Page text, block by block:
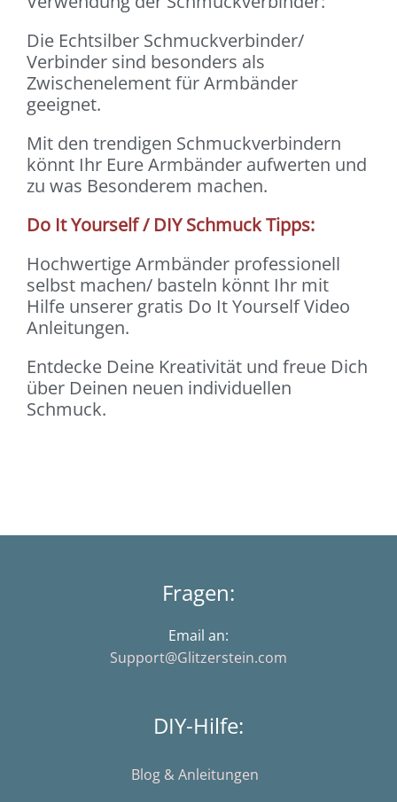
Die Echtsilber Schmuckverbinder/
Verbinder sind besonders als
Zwischenelement für Armbänder
geeignet.
Mit den trendigen Schmuckverbindern
könnt Ihr Eure Armbänder aufwerten und
zu was Besonderem machen.
Do It Yourself / DIY Schmuck Tipps:
Hochwertige Armbänder professionell
selbst machen/ basteln könnt Ihr mit
Hilfe unserer gratis Do It Yourself Video
Anleitungen.
Entdecke Deine Kreativität und freue Dich
über Deinen neuen individuellen
Schmuck.
Fragen:
Email an:
Support@Glitzerstein.com
DIY-Hilfe:
Blog & Anleitungen